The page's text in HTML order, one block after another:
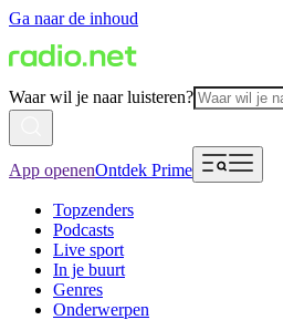
Ga naar de inhoud
Waar wil je naar luisteren?
App openenOntdek Prime
Topzenders
Podcasts
Live sport
In je buurt
Genres
Onderwerpen